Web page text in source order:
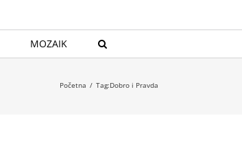
MOZAIK
Početna / Tag:Dobro i Pravda